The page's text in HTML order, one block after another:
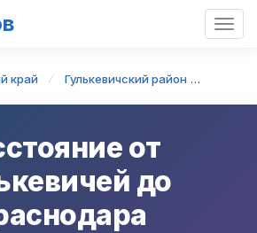
край Гулькевичский район
от
до